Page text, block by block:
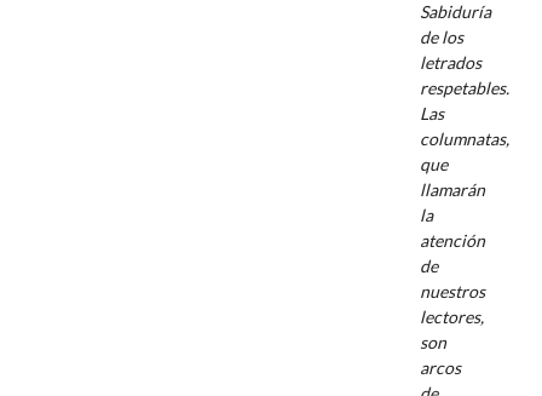
Sabiduría
de los
letrados
respetables.
Las
columnatas,
que
llamarán
la
atención
de
nuestros
lectores,
son
arcos